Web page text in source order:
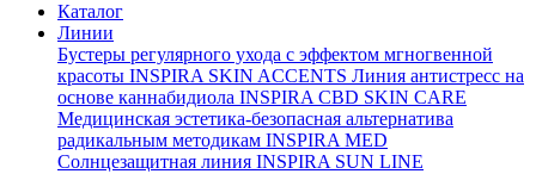
Каталог
Линии
Бустеры регулярного ухода с эффектом мгногвенной
красоты INSPIRA SKIN ACCENTS Линия антистресс на
основе каннабидиола INSPIRA CBD SKIN CARE
Медицинская эстетика-безопасная альтернатива
радикальным методикам INSPIRA MED
Солнцезащитная линия INSPIRA SUN LINE